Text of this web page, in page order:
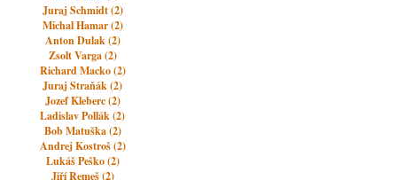
Juraj Schmidt (2)
Michal Hamar (2)
Anton Dulak (2)
Zsolt Varga (2)
Richard Macko (2)
Juraj Straňák (2)
Jozef Kleberc (2)
Ladislav Pollák (2)
Bob Matuška (2)
Andrej Kostroš (2)
Lukáš Peško (2)
Jiří Remeš (2)